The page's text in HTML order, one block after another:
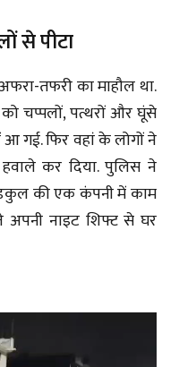
से पीटा
तफरी का माहौल था.
चप्पलों, पत्थरों और घूंसे
गई. फिर वहां के लोगों ने
कर दिया. पुलिस ने
की एक कंपनी में काम
अपनी नाइट शिफ्ट से घर